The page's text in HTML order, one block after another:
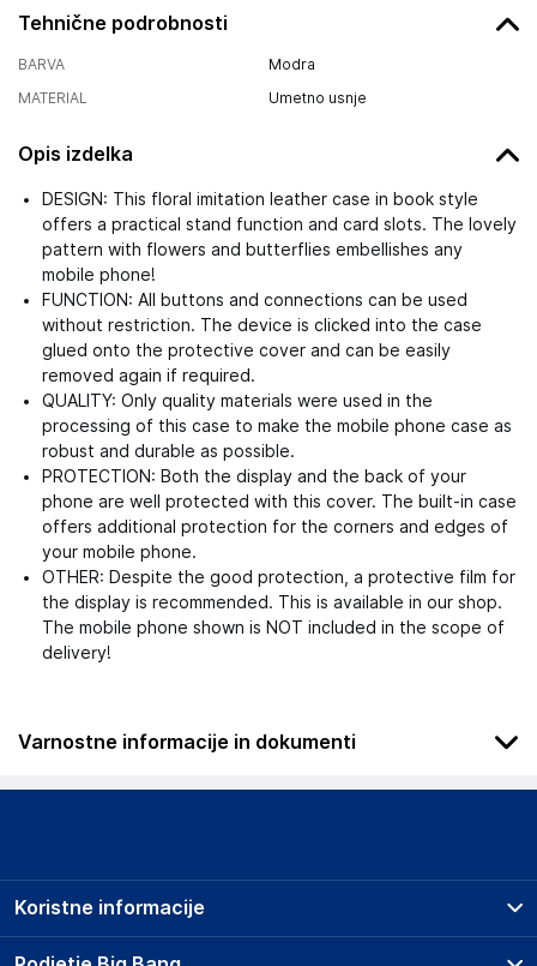
Tehnične podrobnosti
BARVA
Modra
MATERIAL
Umetno usnje
Opis izdelka
DESIGN: This floral imitation leather case in book style
offers a practical stand function and card slots. The lovely
pattern with flowers and butterflies embellishes any
mobile phone!
FUNCTION: All buttons and connections can be used
without restriction. The device is clicked into the case
glued onto the protective cover and can be easily
removed again if required.
QUALITY: Only quality materials were used in the
processing of this case to make the mobile phone case as
robust and durable as possible.
PROTECTION: Both the display and the back of your
phone are well protected with this cover. The built-in case
offers additional protection for the corners and edges of
your mobile phone.
OTHER: Despite the good protection, a protective film for
the display is recommended. This is available in our shop.
The mobile phone shown is NOT included in the scope of
delivery!
Varnostne informacije in dokumenti
.
izdelka in lahko vključujejo ključne varnostne informacije,
povezane z določenim izdelkom.
Koristne informacije
Prodajna mesta